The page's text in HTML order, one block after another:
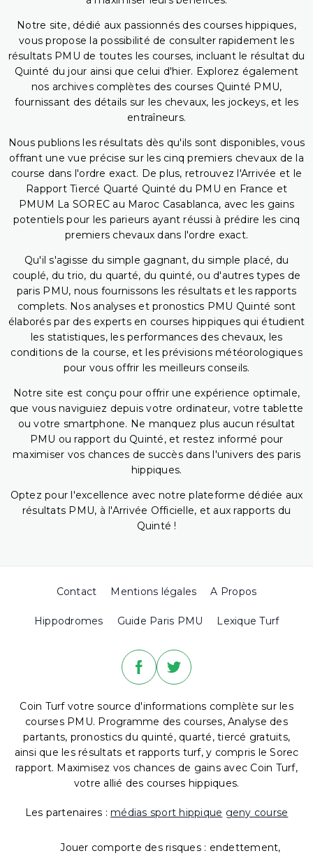
Notre site, dédié aux passionnés des courses hippiques,
vous propose la possibilité de consulter rapidement les
résultats PMU de toutes les courses, incluant le résultat du
Quinté du jour ainsi que celui d'hier. Explorez également
nos archives complètes des courses Quinté PMU,
fournissant des détails sur les chevaux, les jockeys, et les
entraîneurs.
Nous publions les résultats dès qu'ils sont disponibles, vous
offrant une vue précise sur les cinq premiers chevaux de la
course dans l'ordre exact. De plus, retrouvez l'Arrivée et le
Rapport Tiercé Quarté Quinté du PMU en France et
PMUM La SOREC au Maroc Casablanca, avec les gains
potentiels pour les parieurs ayant réussi à prédire les cinq
premiers chevaux dans l'ordre exact.
Qu'il s'agisse du simple gagnant, du simple placé, du
couplé, du trio, du quarté, du quinté, ou d'autres types de
paris PMU, nous fournissons les résultats et les rapports
complets. Nos analyses et pronostics PMU Quinté sont
élaborés par des experts en courses hippiques qui étudient
les statistiques, les performances des chevaux, les
conditions de la course, et les prévisions météorologiques
pour vous offrir les meilleurs conseils.
Notre site est conçu pour offrir une expérience optimale,
que vous naviguiez depuis votre ordinateur, votre tablette
ou votre smartphone. Ne manquez plus aucun résultat
PMU ou rapport du Quinté, et restez informé pour
maximiser vos chances de succès dans l'univers des paris
hippiques.
Optez pour l'excellence avec notre plateforme dédiée aux
résultats PMU, à l'Arrivée Officielle, et aux rapports du
Quinté !
Contact Mentions légales A Propos
Hippodromes Guide Paris PMU Lexique Turf
Coin Turf votre source d'informations complète sur les
courses PMU. Programme des courses, Analyse des
partants, pronostics du quinté, quarté, tiercé gratuits,
ainsi que les résultats et rapports turf, y compris le Sorec
rapport. Maximisez vos chances de gains avec Coin Turf,
votre allié des courses hippiques.
Les partenaires : médias sport hippique geny course
Jouer comporte des risques : endettement,